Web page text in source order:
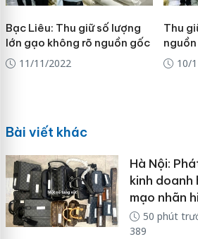
Bạc Liêu: Thu giữ số lượng
lớn gạo không rõ nguồn gốc
11/11/2022
Thu
10/
Bài viết khác
Hà Nội:
kinh
mạo nhãn
50 phút
389